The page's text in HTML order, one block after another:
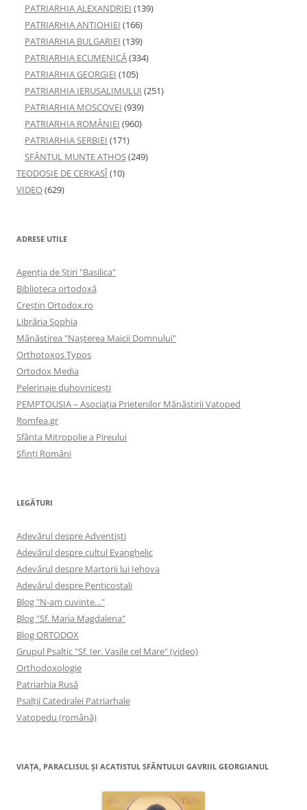
PATRIARHIA ALEXANDRIEI (139)
PATRIARHIA ANTIOHIEI (166)
PATRIARHIA BULGARIEI (139)
PATRIARHIA ECUMENICĂ(334)
PATRIARHIA GEORGIEI (105)
PATRIARHIA IERUSALIMULUI (251)
PATRIARHIA MOSCOVEI (939)
PATRIARHIA ROMÂNIEI (960)
PATRIARHIA SERBIEI (171)
SFÂNTUL MUNTE ATHOS(249)
TEODOSIE DE CERKASÎ(10)
VIDEO(629)
ADRESE UTILE
Agenţia de Ştiri "Basilica"
Biblioteca ortodoxă
Creştin Ortodox.ro
Librăria Sophia
Mănăstirea "Naşterea Maicii Domnului"
Orthotoxos Typos
Ortodox Media
Pelerinaje duhovnicești
PEMPTOUSIA – Asociația Prietenilor Mănăstirii Vatoped
Romfea.gr
Sfânta Mitropolie a Pireului
Sfinţi Români
LEGĂTURI
Adevărul despre Adventişti
Adevărul despre cultul Evanghelic
Adevărul despre Martorii lui Iehova
Adevărul despre Penticostali
Blog "N-am cuvinte…"
Blog "Sf. Maria Magdalena"
Blog ORTODOX
Grupul Psaltic "Sf. Ier. Vasile cel Mare" (video)
Orthodoxologie
Patriarhia Rusă
Psalţii Catedralei Patriarhale
Vatopedu (română)
VIAŢA, PARACLISUL ŞI ACATISTUL SFÂNTULUI GAVRIIL GEORGIANUL